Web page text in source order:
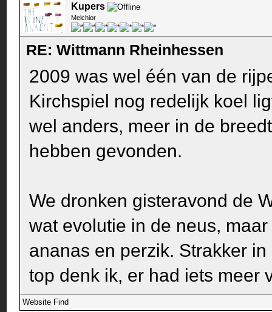
Kupers
Melchior
RE: Wittmann Rheinhessen
2009 was wel één van de
Kirchspiel nog redelijk koel
wel anders, meer in de
hebben gevonden.
We dronken gisteravond de
wat evolutie in de neus,
ananas en perzik. Strakker
top denk ik, er had iets meer
Website Find